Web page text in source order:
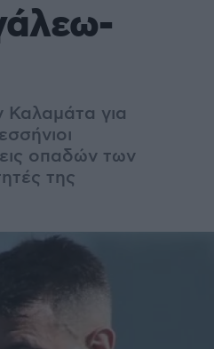
Καλαμάτα για
οπαδών των
της